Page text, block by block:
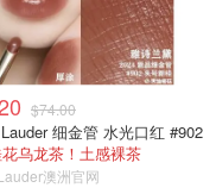
$74.00
细金管 水光口红 #902
乌龙茶！土感裸茶
澳洲官网